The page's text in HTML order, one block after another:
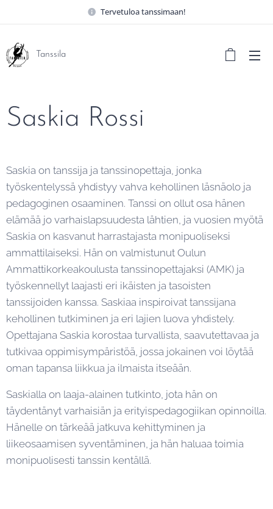
Tervetuloa tanssimaan!
Tanssila
Saskia Rossi
Saskia on tanssija ja tanssinopettaja, jonka
työskentelyssä yhdistyy vahva kehollinen läsnäolo ja
pedagoginen osaaminen. Tanssi on ollut osa hänen
elämää jo varhaislapsuudesta lähtien, ja vuosien myötä
Saskia on kasvanut harrastajasta monipuoliseksi
ammattilaiseksi. Hän on valmistunut Oulun
Ammattikorkeakoulusta tanssinopettajaksi (AMK) ja
työskennellyt laajasti eri ikäisten ja tasoisten
tanssijoiden kanssa. Saskiaa inspiroivat tanssijana
kehollinen tutkiminen ja eri lajien luova yhdistely.
Opettajana Saskia korostaa turvallista, saavutettavaa ja
tutkivaa oppimisympäristöä, jossa jokainen voi löytää
oman tapansa liikkua ja ilmaista itseään.
Saskialla on laaja-alainen tutkinto, jota hän on
täydentänyt varhaisiän ja erityispedagogiikan opinnoilla.
Hänelle on tärkeää jatkuva kehittyminen ja
liikeosaamisen syventäminen, ja hän haluaa toimia
monipuolisesti tanssin kentällä.